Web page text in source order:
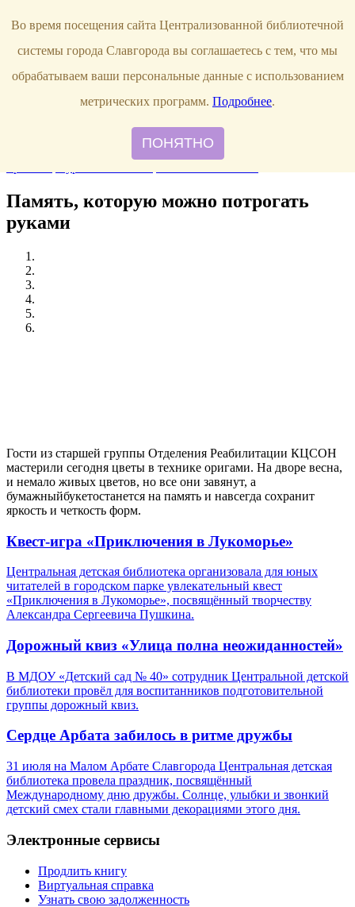
задолженность
ул. Луначарского, 144
8 (38568)
Правила пользования
О библиотеке
Наши сотрудники
Память, которую можно потрогать
руками
Гости из старшей группы Отделения Реабилитации КЦСОН
мастерили сегодня цветы в технике оригами. На дворе весна,
и немало живых цветов, но все они завянут, а
бумажныйбукетостанется на память и навсегда сохранит
яркость и четкость форм.
Квест-игра «Приключения в Лукоморье»
Центральная детская библиотека организовала для юных
читателей в городском парке увлекательный квест
«Приключения в Лукоморье», посвящённый творчеству
Александра Сергеевича Пушкина.
Дорожный квиз «Улица полна неожиданностей»
В МДОУ «Детский сад № 40» сотрудник Центральной детской
библиотеки провёл для воспитанников подготовительной
группы дорожный квиз.
Сердце Арбата забилось в ритме дружбы
31 июля на Малом Арбате Славгорода Центральная детская
библиотека провела праздник, посвящённый
Международному дню дружбы. Солнце, улыбки и звонкий
детский смех стали главными декорациями этого дня.
Электронные сервисы
Продлить книгу
Виртуальная справка
Узнать свою задолженность
Во время посещения сайта Централизованной библиотечной
системы города Славгорода вы соглашаетесь с тем, что мы
обрабатываем ваши персональные данные с использованием
метрических программ. Подробнее.
ПОНЯТНО